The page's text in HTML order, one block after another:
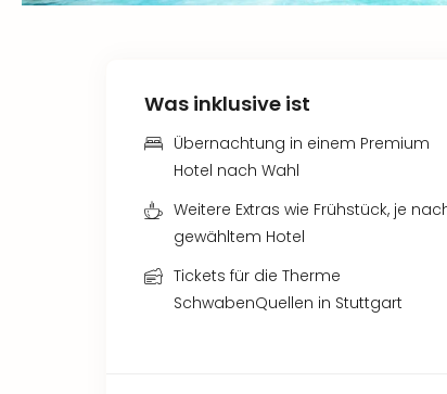
Was inklusive ist
Übernachtung in einem Premium
Hotel nach Wahl
Weitere Extras wie Frühstück, je
gewähltem Hotel
Tickets für die Therme
SchwabenQuellen in Stuttgart